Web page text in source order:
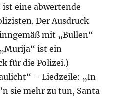
ist eine abwertende
Der Ausdruck
mit „Bullen“
ist ein
für die Polizei.)
– Liedzeile: „In
sie mehr zu tun, Santa